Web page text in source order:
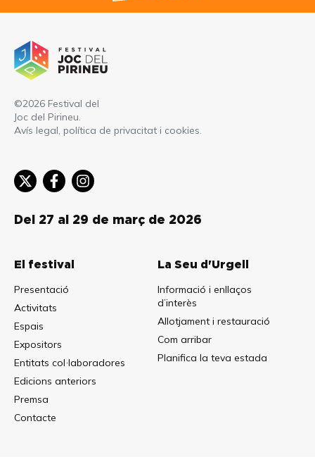
©2026 Festival del
Joc del Pirineu.
Avís legal, política de privacitat i cookies.
Del 27 al 29 de març de 2026
El festival
Presentació
Activitats
Espais
Expositors
Entitats col·laboradores
Edicions anteriors
Premsa
Contacte
La Seu d'Urgell
Informació i enllaços
d’interès
Allotjament i restauració
Com arribar
Planifica la teva estada